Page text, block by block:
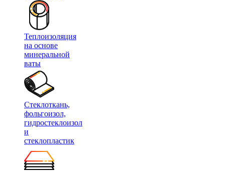
Теплоизоляция
на основе
минеральной
ваты
Стеклоткань,
фольгоизол,
гидростеклоизол
и
стеклопластик